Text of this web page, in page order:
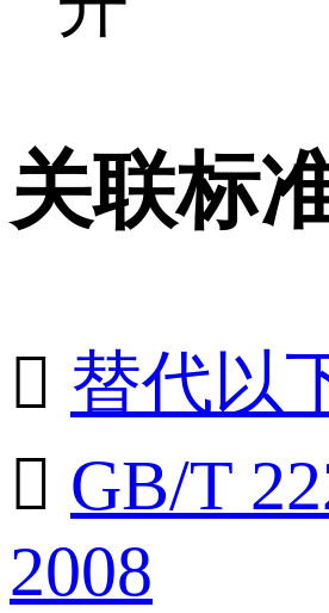
关联标
 替代以
 GB/T
2008